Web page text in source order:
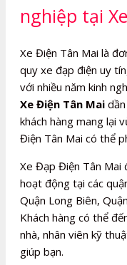
nghiệp tại
Xe Điện Tân Mai là
quy xe đạp điện uy
với nhiều năm kinh
Xe Điện Tân Mai
khách hàng mang lại
Điện Tân Mai có thể
Xe Đạp Điện Tân Mai
hoạt động tại các
Quận Long Biên,
Khách hàng có thể
nhà, nhân viên kỹ
giúp bạn.